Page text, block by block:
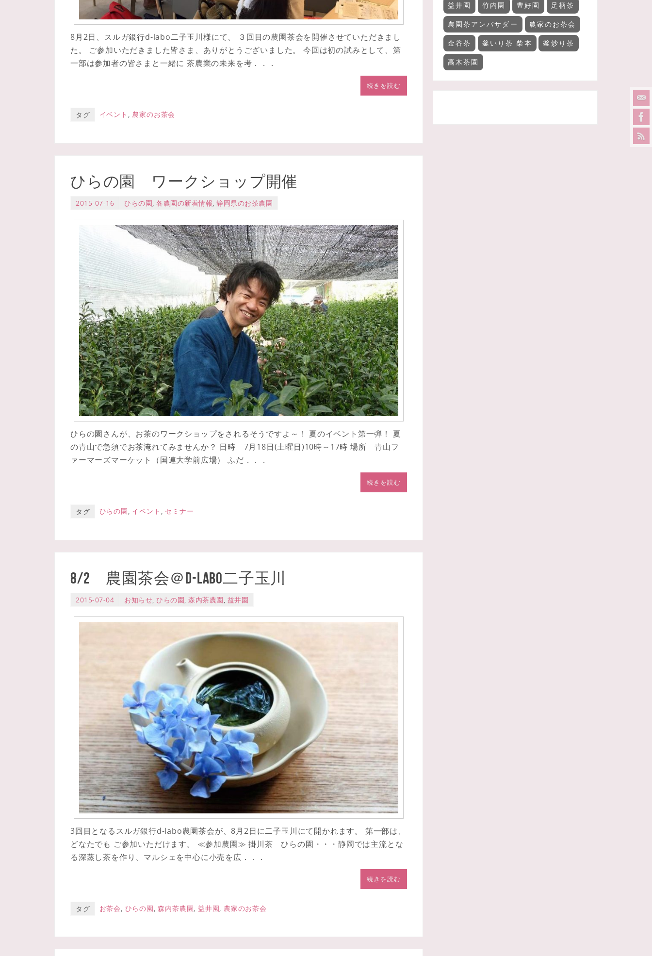
8月2日、スルガ銀行d-labo二子玉川様にて、 ３回目の農園茶会を開催させていただきまし
た。 ご参加いただきました皆さま、ありがとうございました。 今回は初の試みとして、第
一部は参加者の皆さまと一緒に 茶農業の未来を考．．．
続きを読む
タグ イベント , 農家のお茶会
ひらの園 ワークショップ開催
2015-07-16 ひらの園, 各農園の新着情報, 静岡県のお茶農園
ひらの園さんが、お茶のワークショップをされるそうですよ～！ 夏のイベント第一弾！ 夏
の青山で急須でお茶淹れてみませんか？ 日時 7月18日(土曜日)10時～17時 場所 青山フ
ァーマーズマーケット（国連大学前広場） ふだ．．．
続きを読む
タグ ひらの園, イベント , セミナー
8/2 農園茶会＠d-labo二子玉川
2015-07-04 お知らせ, ひらの園, 森内茶農園, 益井園
3回目となるスルガ銀行d-labo農園茶会が、8月2日に二子玉川にて開かれます。 第一部は、
どなたでも ご参加いただけます。 ≪参加農園≫ 掛川茶 ひらの園・・・静岡では主流とな
る深蒸し茶を作り、マルシェを中心に小売を広．．．
続きを読む
タグ お茶会 ひらの園 ,森内茶農園 ,益井園 農家のお茶会
益井園 竹内園 豊好園 足柄茶
農園茶アンバサダー 農家のお茶会
金谷茶 釜いり茶 柴本 釜炒り茶
高木茶園